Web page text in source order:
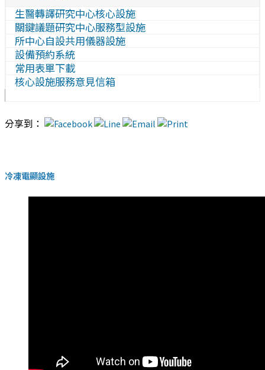
生醫轉譯研究中心核心設施
關鍵議題研究中心服務型設施
所中心自設共用儀器設施
設備預約系統
常用表單下載
核心設施服務意見信箱
分享到：
冷凍電顯設施